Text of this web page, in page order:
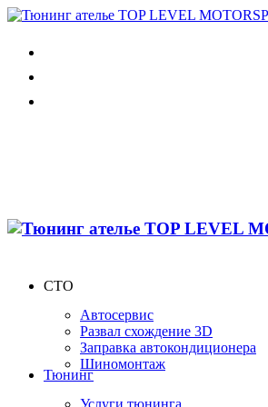
СТО
Автосервис
Развал схождение 3D
Заправка автокондиционера
Шиномонтаж
Тюнинг